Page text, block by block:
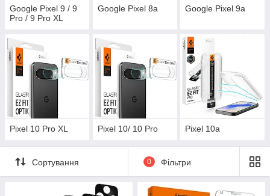
Google Pixel 9 / 9
Pro / 9 Pro XL
Google Pixel 8a Google Pixel 9a
Pixel 10 Pro XL Pixel 10/ 10 Pro Pixel 10a
Сортування 0 Фільтри